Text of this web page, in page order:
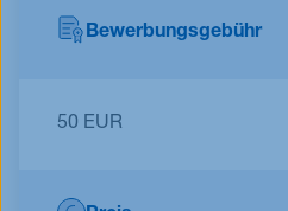
Bewerbungsgebühr
50 EUR